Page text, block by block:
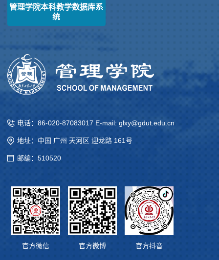
管理学院本科教学数据库系
统
电话：86-020-87083017 E-mail: glxy@gdut.edu.cn
地址：中国 广州 天河区 迎龙路 161号
邮编：510520
官方微信 官方微博 官方抖音